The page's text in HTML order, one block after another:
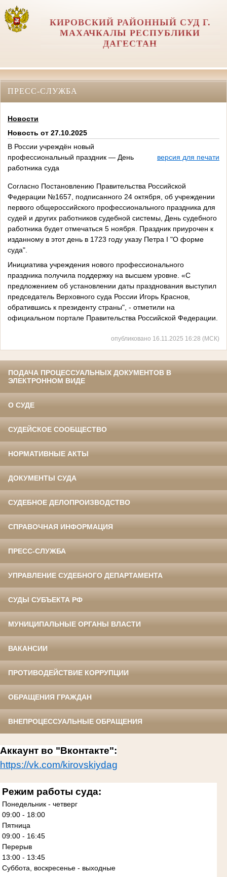
КИРОВСКИЙ РАЙОННЫЙ СУД Г.
МАХАЧКАЛЫ РЕСПУБЛИКИ
ДАГЕСТАН
ПРЕСС-СЛУЖБА
Новости
Новость от 27.10.2025
В России учреждён новый
профессиональный праздник — День
работника суда
версия для печати
Согласно Постановлению Правительства Российской
Федерации №1657, подписанного 24 октября, об учреждении
первого общероссийского профессионального праздника для
судей и других работников судебной системы, День судебного
работника будет отмечаться 5 ноября. Праздник приурочен к
изданному в этот день в 1723 году указу Петра I "О форме
суда".
Инициатива учреждения нового профессионального
праздника получила поддержку на высшем уровне. «С
предложением об установлении даты празднования выступил
председатель Верховного суда России Игорь Краснов,
обратившись к президенту страны", - отметили на
официальном портале Правительства Российской Федерации.
опубликовано 16.11.2025 16:28 (МСК)
ПОДАЧА ПРОЦЕССУАЛЬНЫХ ДОКУМЕНТОВ В
ЭЛЕКТРОННОМ ВИДЕ
О СУДЕ
СУДЕЙСКОЕ СООБЩЕСТВО
НОРМАТИВНЫЕ АКТЫ
ДОКУМЕНТЫ СУДА
СУДЕБНОЕ ДЕЛОПРОИЗВОДСТВО
СПРАВОЧНАЯ ИНФОРМАЦИЯ
ПРЕСС-СЛУЖБА
УПРАВЛЕНИЕ СУДЕБНОГО ДЕПАРТАМЕНТА
СУДЫ СУБЪЕКТА РФ
МУНИЦИПАЛЬНЫЕ ОРГАНЫ ВЛАСТИ
ВАКАНСИИ
ПРОТИВОДЕЙСТВИЕ КОРРУПЦИИ
ОБРАЩЕНИЯ ГРАЖДАН
ВНЕПРОЦЕССУАЛЬНЫЕ ОБРАЩЕНИЯ
Аккаунт во "Вконтакте":
https://vk.com/kirovskiydag
Режим работы суда:
Понедельник - четверг
09:00 - 18:00
Пятница
09:00 - 16:45
Перерыв
13:00 - 13:45
Суббота, воскресенье - выходные